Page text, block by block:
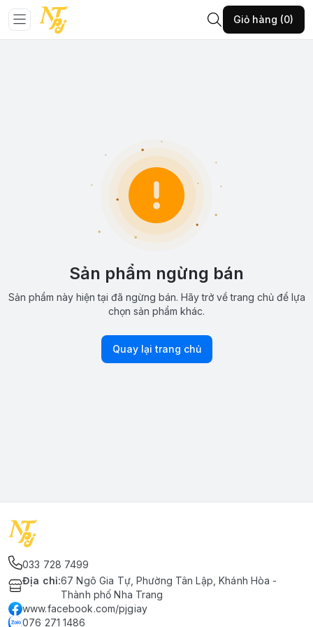
Giỏ hàng (0)
Sản phẩm ngừng bán
Sản phẩm này hiện tại đã ngừng bán. Hãy trở về trang chủ để lựa
chọn sản phẩm khác.
Quay lại trang chủ
033 728 7499
Địa chỉ:67 Ngô Gia Tự, Phường Tân Lập, Khánh Hòa -
Thành phố Nha Trang
www.facebook.com/pjgiay
076 271 1486